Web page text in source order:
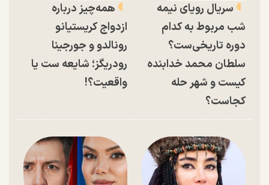
سریال رویای نیمه
شب مربوط به کدام
دوره تاریخی‌ست؟
سلطان محمد خدابنده
کیست و شهر حله
کجاست؟
همه‌چیز درباره
ازدواج کریستیانو
رونالدو و جورجینا
رودریگز؛ شایعه ست یا
واقعیت؟!